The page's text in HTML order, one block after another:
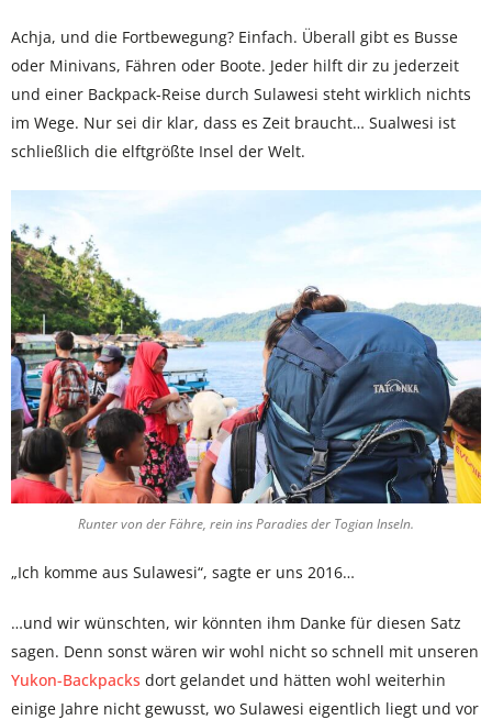
Achja, und die Fortbewegung? Einfach. Überall gibt es Busse
oder Minivans, Fähren oder Boote. Jeder hilft dir zu jederzeit
und einer Backpack-Reise durch Sulawesi steht wirklich nichts
im Wege. Nur sei dir klar, dass es Zeit braucht… Sualwesi ist
schließlich die elftgrößte Insel der Welt.
Runter von der Fähre, rein ins Paradies der Togian Inseln.
„Ich komme aus Sulawesi“, sagte er uns 2016…
…und wir wünschten, wir könnten ihm Danke für diesen Satz
sagen. Denn sonst wären wir wohl nicht so schnell mit unseren
Yukon-Backpacks dort gelandet und hätten wohl weiterhin
einige Jahre nicht gewusst, wo Sulawesi eigentlich liegt und vor